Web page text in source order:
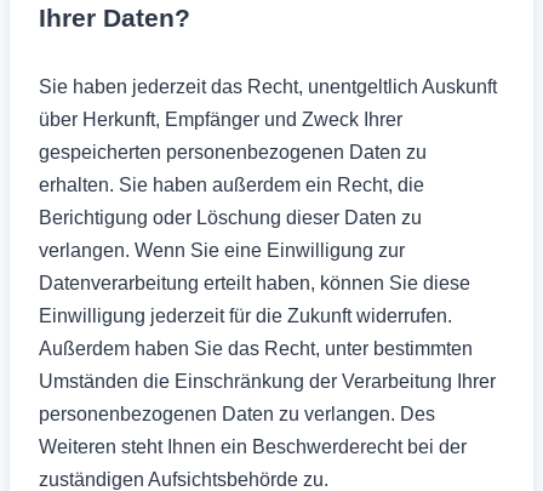
Ihrer Daten?
Sie haben jederzeit das Recht, unentgeltlich Auskunft
über Herkunft, Empfänger und Zweck Ihrer
gespeicherten personenbezogenen Daten zu
erhalten. Sie haben außerdem ein Recht, die
Berichtigung oder Löschung dieser Daten zu
verlangen. Wenn Sie eine Einwilligung zur
Datenverarbeitung erteilt haben, können Sie diese
Einwilligung jederzeit für die Zukunft widerrufen.
Außerdem haben Sie das Recht, unter bestimmten
Umständen die Einschränkung der Verarbeitung Ihrer
personenbezogenen Daten zu verlangen. Des
Weiteren steht Ihnen ein Beschwerderecht bei der
zuständigen Aufsichtsbehörde zu.